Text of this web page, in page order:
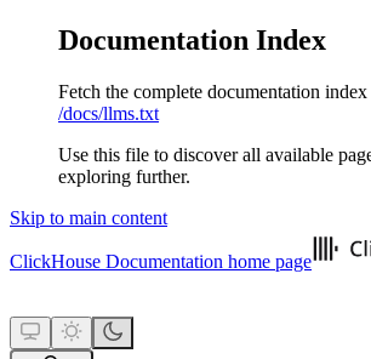
Documentation Index
Fetch the complete documentation index
/docs/llms.txt
Use this file to discover all available
exploring further.
Skip to main content
ClickHouse Documentation home page